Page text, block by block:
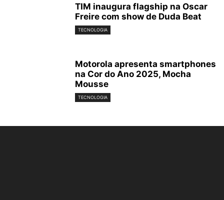
TIM inaugura flagship na Oscar
Freire com show de Duda Beat
TECNOLOGIA
Motorola apresenta smartphones
na Cor do Ano 2025, Mocha
Mousse
TECNOLOGIA